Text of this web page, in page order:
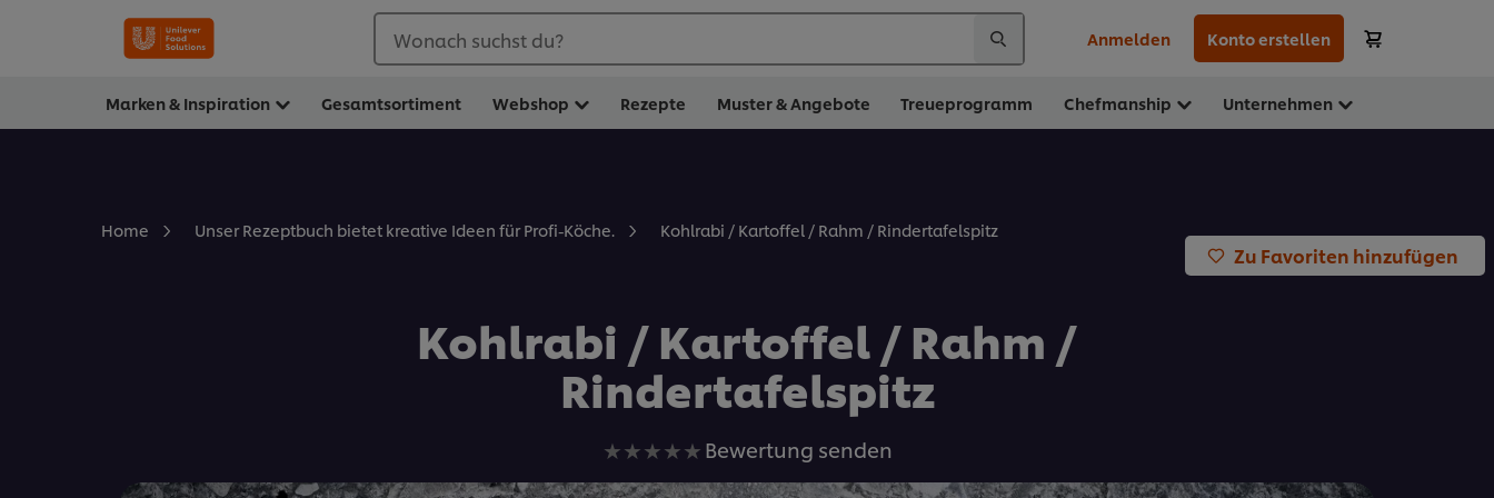
Wonach suchst du? Anmelden Konto erstellen
Marken & Inspiration Gesamtsortiment Webshop Rezepte Muster & Angebote Treueprogramm Chefmanship Unternehmen
Home Unser Rezeptbuch bietet kreative Ideen für Profi-Köche. Kohlrabi / Kartoffel / Rahm / Rindertafelspitz
Zu Favoriten hinzufügen
Kohlrabi / Kartoffel / Rahm /
Rindertafelspitz
Keine
Bewertungen
Bewertung senden